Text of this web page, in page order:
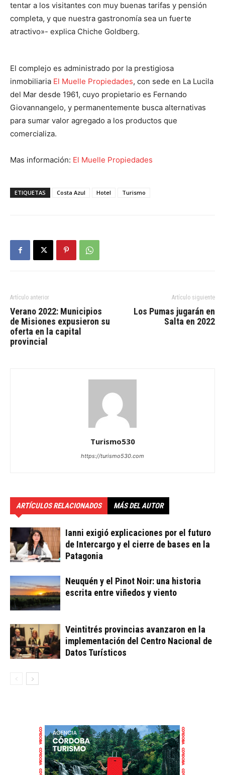
tentar a los visitantes con muy buenas tarifas y pensión
completa, y que nuestra gastronomía sea un fuerte
atractivo»- explica Chiche Goldberg.
El complejo es administrado por la prestigiosa
inmobiliaria El Muelle Propiedades, con sede en La Lucila
del Mar desde 1961, cuyo propietario es Fernando
Giovannangelo, y permanentemente busca alternativas
para sumar valor agregado a los productos que
comercializa.
Mas información: El Muelle Propiedades
ETIQUETAS Costa Azul Hotel Turismo
Artículo anterior
Verano 2022: Municipios
de Misiones expusieron su
oferta en la capital
provincial
Artículo siguiente
Los Pumas jugarán en
Salta en 2022
Turismo530
https://turismo530.com
ARTÍCULOS RELACIONADOS MÁS DEL AUTOR
Ianni exigió explicaciones por el futuro
de Intercargo y el cierre de bases en la
Patagonia
Neuquén y el Pinot Noir: una historia
escrita entre viñedos y viento
Veintitrés provincias avanzaron en la
implementación del Centro Nacional de
Datos Turísticos